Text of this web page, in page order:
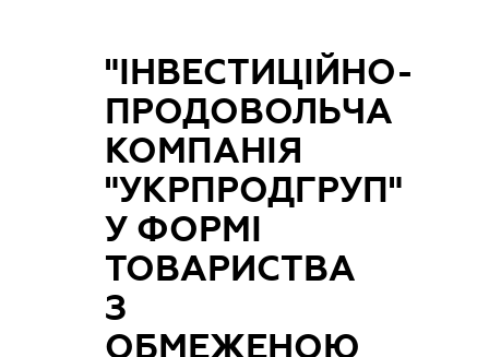
"ІНВЕСТИЦІЙНО-
ПРОДОВОЛЬЧА
КОМПАНІЯ
"УКРПРОДГРУП"
У ФОРМІ
ТОВАРИСТВА
З
ОБМЕЖЕНОЮ